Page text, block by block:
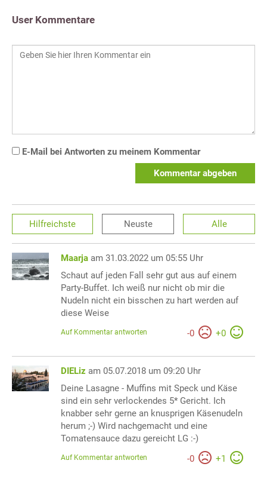
User Kommentare
E-Mail bei Antworten zu meinem Kommentar
Kommentar abgeben
Hilfreichste Neuste Alle
Maarja am 31.03.2022 um 05:55 Uhr
Schaut auf jeden Fall sehr gut aus auf einem
Party-Buffet. Ich weiß nur nicht ob mir die
Nudeln nicht ein bisschen zu hart werden auf
diese Weise
-0 +0
Auf Kommentar antworten
DIELiz am 05.07.2018 um 09:20 Uhr
Deine Lasagne - Muffins mit Speck und Käse
sind ein sehr verlockendes 5* Gericht. Ich
knabber sehr gerne an knusprigen Käsenudeln
herum ;-) Wird nachgemacht und eine
Tomatensauce dazu gereicht LG :-)
-0 +1
Auf Kommentar antworten